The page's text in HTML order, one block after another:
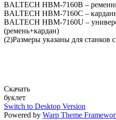
BALTECH HBM-7160B –
BALTECH HBM-7160C –
BALTECH HBM-7160U –
(ремень+кардан)
(2)Размеры указаны для
Скачать
буклет
Switch to Desktop Version
Powered by Warp Theme